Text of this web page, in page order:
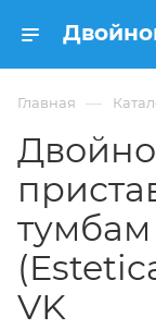
Главная —
тумбам
VK